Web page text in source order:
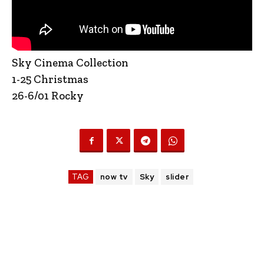
Sky Cinema Collection
1-25 Christmas
26-6/01 Rocky
TAG now tv Sky slider